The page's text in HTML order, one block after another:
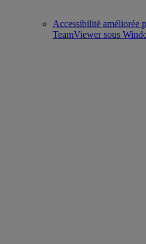
Accessibilité améliorée
TeamViewer sous